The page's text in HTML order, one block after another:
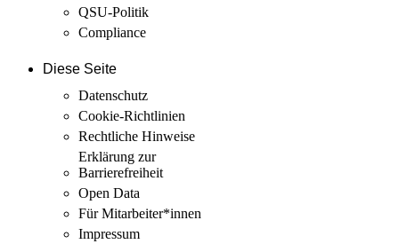
QSU-Politik
Compliance
Diese Seite
Datenschutz
Cookie-Richtlinien
Rechtliche Hinweise
Erklärung zur
Barrierefreiheit
Open Data
Für Mitarbeiter­*innen
Impressum